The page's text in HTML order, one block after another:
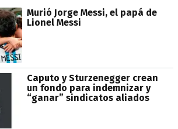
Murió Jorge Messi, el papá de
Lionel Messi
Caputo y Sturzenegger crean
un fondo para indemnizar y
“ganar” sindicatos aliados